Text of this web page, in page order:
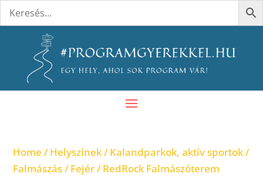
Home /Helyszínek/Kalandparkok, aktív sportok/
Falmászás/Fejér/ RedRock Falmászóterem